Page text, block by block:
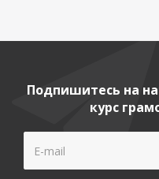
Подпишитесь на
курс